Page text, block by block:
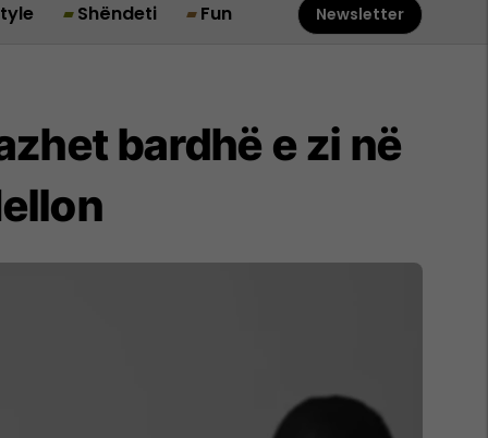
Shëndeti Fun Newsletter
bardhë e zi në